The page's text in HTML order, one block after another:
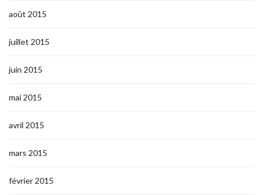
août 2015
juillet 2015
juin 2015
mai 2015
avril 2015
mars 2015
février 2015